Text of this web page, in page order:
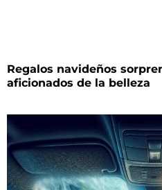
Regalos navideños
aficionados de la belleza